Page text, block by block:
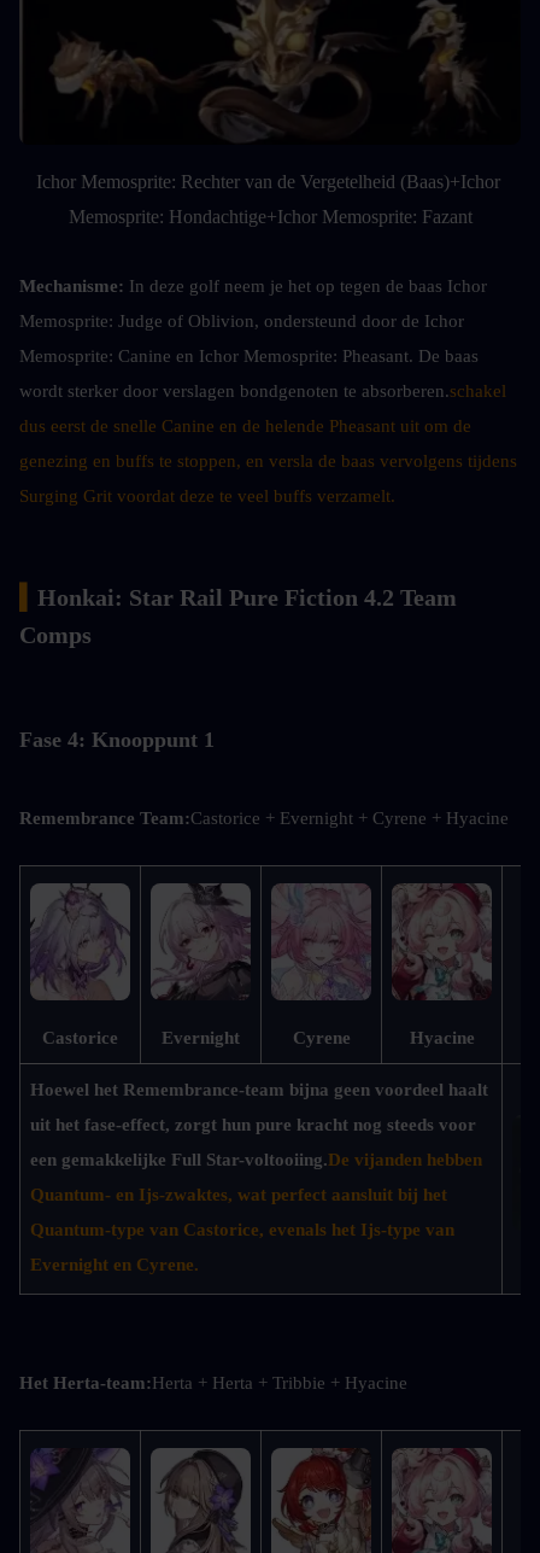
Ichor Memosprite: Rechter van de Vergetelheid (Baas)+Ichor
Memosprite: Hondachtige+Ichor Memosprite: Fazant
Mechanisme: In deze golf neem je het op tegen de baas Ichor
Memosprite: Judge of Oblivion, ondersteund door de Ichor
Memosprite: Canine en Ichor Memosprite: Pheasant. De baas
wordt sterker door verslagen bondgenoten te absorberen.schakel
dus eerst de snelle Canine en de helende Pheasant uit om de
genezing en buffs te stoppen, en versla de baas vervolgens tijdens
Surging Grit voordat deze te veel buffs verzamelt.
Honkai: Star Rail Pure Fiction 4.2 Team
Comps
Fase 4: Knooppunt 1
Remembrance Team:Castorice + Evernight + Cyrene + Hyacine
Castorice Evernight Cyrene Hyacine
Hoewel het Remembrance-team bijna geen voordeel haalt
uit het fase-effect, zorgt hun pure kracht nog steeds voor
een gemakkelijke Full Star-voltooiing.De vijanden hebben
Quantum- en Ijs-zwaktes, wat perfect aansluit bij het
Quantum-type van Castorice, evenals het Ijs-type van
Evernight en Cyrene.
Het Herta-team:Herta + Herta + Tribbie + Hyacine